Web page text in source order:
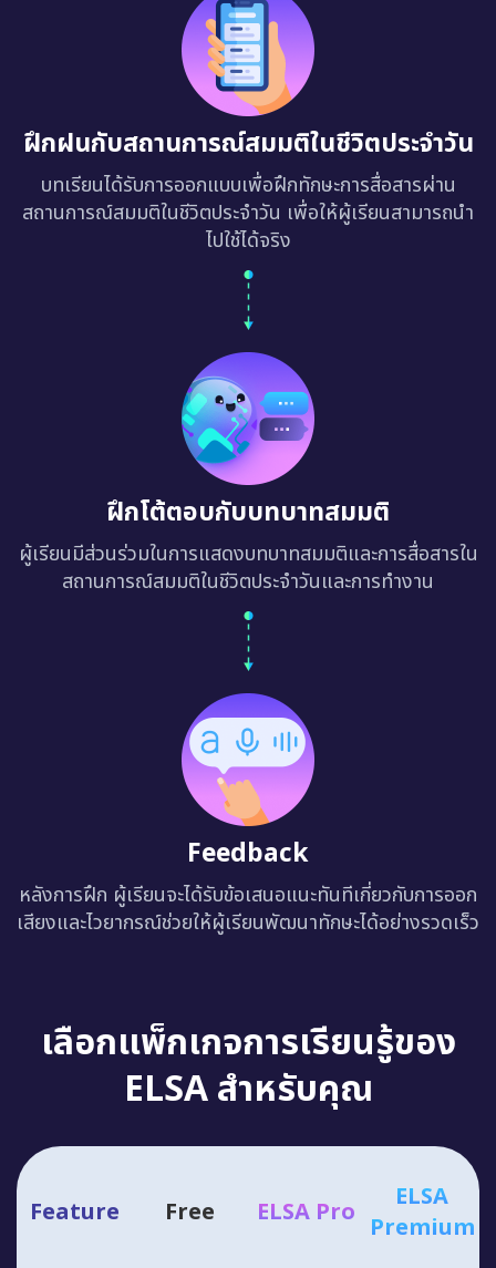
ฝึกฝนกับสถานการณ์สมมติในชีวิตประจำวัน
บทเรียนได้รับการออกแบบเพื่อฝึกทักษะการสื่อสารผ่าน
สถานการณ์สมมติในชีวิตประจำวัน เพื่อให้ผู้เรียนสามารถนำ
ไปใช้ได้จริง
ฝึกโต้ตอบกับบทบาทสมมติ
ผู้เรียนมีส่วนร่วมในการแสดงบทบาทสมมติและการสื่อสารใน
สถานการณ์สมมติในชีวิตประจำวันและการทำงาน
Feedback
หลังการฝึก ผู้เรียนจะได้รับข้อเสนอแนะทันทีเกี่ยวกับการออก
เสียงและไวยากรณ์ช่วยให้ผู้เรียนพัฒนาทักษะได้อย่างรวดเร็ว
เลือกแพ็กเกจการเรียนรู้ของ
ELSA สำหรับคุณ
Feature Free ELSA Pro
ELSA
Premium